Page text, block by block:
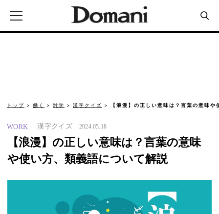
トップ 働く 雑学 漢字クイズ 【浪漫】の正しい意味は？言葉の意味
WORK 漢字クイズ 2024.05.18
【浪漫】の正しい意味は？言葉の意味
や使い方、類義語について解説